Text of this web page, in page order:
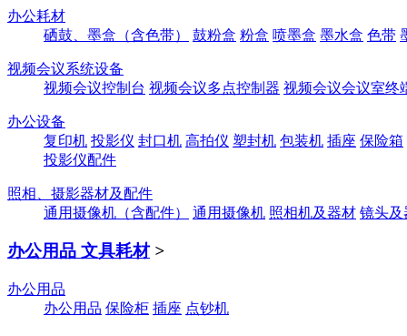
办公耗材
硒鼓、墨盒（含色带）
鼓粉盒 粉盒 喷墨盒 墨水盒 色带
视频会议系统设备
视频会议控制台 视频会议多点控制器 视频会议会议室终
办公设备
复印机 投影仪 封口机 高拍仪 塑封机 包装机 插座 保险箱
投影仪配件
照相、摄影器材及配件
通用摄像机（含配件）
通用摄像机 照相机及器材 镜头及
办公用品 文具耗材 >
办公用品
办公用品 保险柜 插座 点钞机